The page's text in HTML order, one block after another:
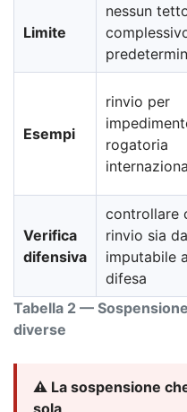
Tabella 2 —
diverse
Limite
nessun
Esempi
rinvio per
rogatoria
Verifica
difensiva
controllare
rinvio sia
imputabile
difesa
⚠️ La sospensione
sola